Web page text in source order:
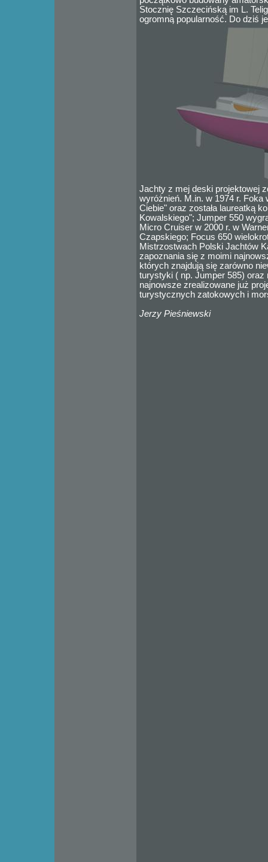
Stocznię Szczecińską im L.
ogromną popularność. Do dziś
Jachty z mej deski projektowej
wyróżnień. M.in. w 1974 r. Foka
Ciebie" oraz została laureatką
Kowalskiego"; Jumper 550
Micro Cruiser w 2000 r. w
Czapskiego; Focus 650
Mistrzostwach Polski Jachtów
zapoznania się z moimi
których znajdują się zarówno
turystyki ( np. Jumper 585) oraz
najnowsze zrealizowane już
turystycznych zatokowych i
Jerzy Pieśniewski